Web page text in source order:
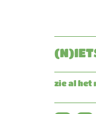
zie al het